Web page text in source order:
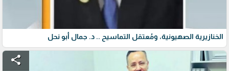
الخنازيرية الصهيونية، ومُعتقل التماسيح .. د. جمال أبو نحل
share